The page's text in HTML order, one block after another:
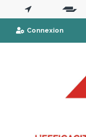
Connexion